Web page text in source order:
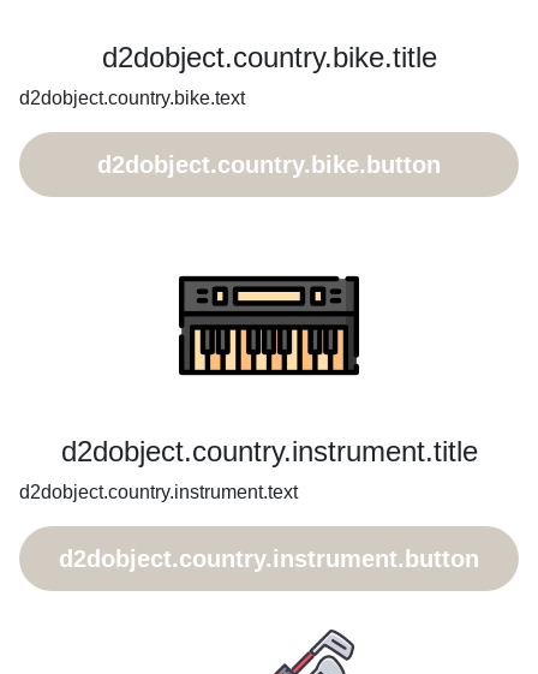
d2dobject.country.bike.title
d2dobject.country.bike.text
d2dobject.country.bike.button
d2dobject.country.instrument.title
d2dobject.country.instrument.text
d2dobject.country.instrument.button